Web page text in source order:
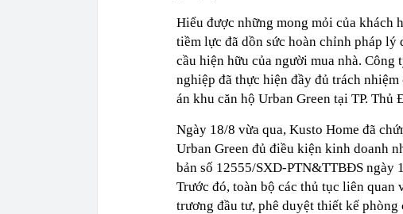
Hiểu được những mong mỏi của khách
tiềm lực đã dồn sức hoàn chỉnh pháp lý
cầu hiện hữu của người mua nhà.
nghiệp đã thực hiện đầy đủ trách
án khu căn hộ Urban Green tại TP. Thủ
Ngày 18/8 vừa qua, Kusto Home đã
Urban Green đủ điều kiện kinh doanh
bản số 12555/SXD-PTN&TTBĐS ngày
Trước đó, toàn bộ các thủ tục liên quan
trương đầu tư, phê duyệt thiết kế